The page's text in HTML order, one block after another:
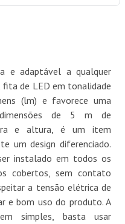
e adaptável a qualquer
fita de LED em tonalidade
(lm) e favorece uma
de 5 m de
e altura, é um item
um design diferenciado.
instalado em todos os
cobertos, sem contato
a tensão elétrica de
e bom uso do produto. A
simples, basta usar